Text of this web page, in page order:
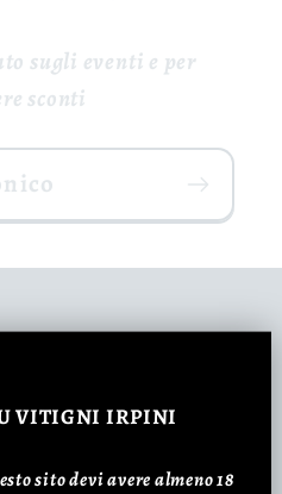
sugli eventi e per
sconti
vini
VITIGNI IRPINI
sito devi avere almeno 18